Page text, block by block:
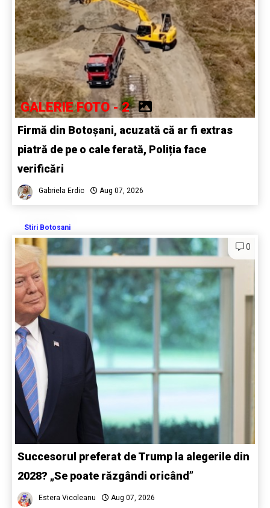
GALERIE FOTO - 2
Firmă din Botoșani, acuzată că ar fi extras
piatră de pe o cale ferată, Poliția face
verificări
Gabriela Erdic Aug 07, 2026
Stiri Botosani
0
Succesorul preferat de Trump la alegerile din
2028? „Se poate răzgândi oricând”
Estera Vicoleanu Aug 07, 2026